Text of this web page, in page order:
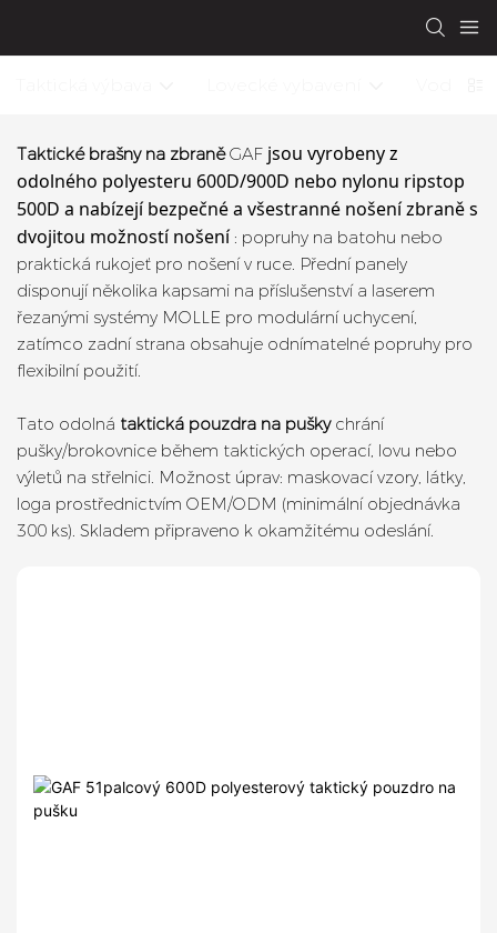
Taktické brašny na zbraněGAF jsou vyrobeny z
odolného polyesteru 600D/900D nebo nylonu ripstop
500D a nabízejí bezpečné a všestranné nošení zbraně s
dvojitou možností nošení : popruhy na batohu nebo
praktická rukojeť pro nošení v ruce. Přední panely
disponují několika kapsami na příslušenství a laserem
řezanými systémy MOLLE pro modulární uchycení,
zatímco zadní strana obsahuje odnímatelné popruhy pro
flexibilní použití.
Tato odolná taktická pouzdra na puškychrání
pušky/brokovnice během taktických operací, lovu nebo
výletů na střelnici. Možnost úprav: maskovací vzory, látky,
loga prostřednictvím OEM/ODM (minimální objednávka
300 ks). Skladem připraveno k okamžitému odeslání.